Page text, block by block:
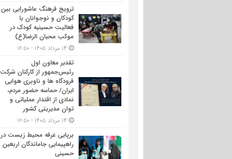
ترویج فرهنگ عاشورایی بین
کودکان و نوجوانان با
فعالیت حسینیه کودک در
موکب محبان الرضا(ع)
تقدیر معاون اول
رئیس‌جمهور از کارکنان شرکت
فرودگاه ها و ناوبری هوایی
ایران/ حماسه حضور مردم،
نمادی از اقتدار عملیاتی و
توان مدیریتی کشور
برپایی غرفه محیط زیست در
راهپیمایی جاماندگان اربعین
حسینی